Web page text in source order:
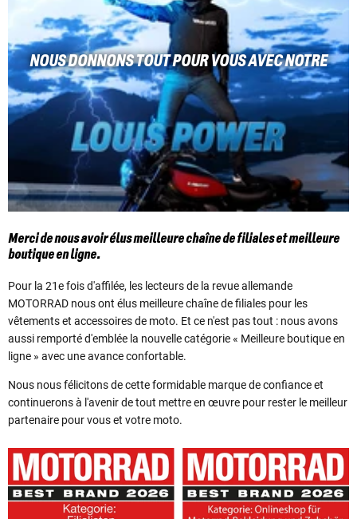
NOUS DONNONS TOUT POUR VOUS AVEC NOTRE
Merci de nous avoir élus meilleure chaîne de filiales et meilleure
boutique en ligne.
Pour la 21e fois d'affilée, les lecteurs de la revue allemande
MOTORRAD nous ont élus meilleure chaîne de filiales pour les
vêtements et accessoires de moto. Et ce n'est pas tout : nous avons
aussi remporté d'emblée la nouvelle catégorie « Meilleure boutique en
ligne » avec une avance confortable.
Nous nous félicitons de cette formidable marque de confiance et
continuerons à l'avenir de tout mettre en œuvre pour rester le meilleur
partenaire pour vous et votre moto.